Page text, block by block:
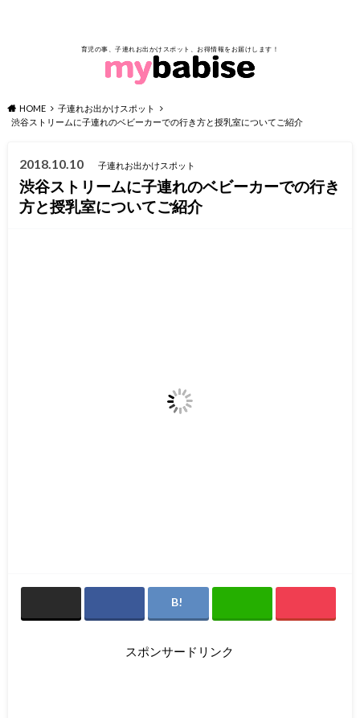
育児の事、子連れお出かけスポット、お得情報をお届けします！
HOME
子連れお出かけスポット
渋谷ストリームに子連れのベビーカーでの行き方と授乳室についてご紹介
2018.10.10 子連れお出かけスポット
渋谷ストリームに子連れのベビーカーでの行き
方と授乳室についてご紹介
スポンサードリンク